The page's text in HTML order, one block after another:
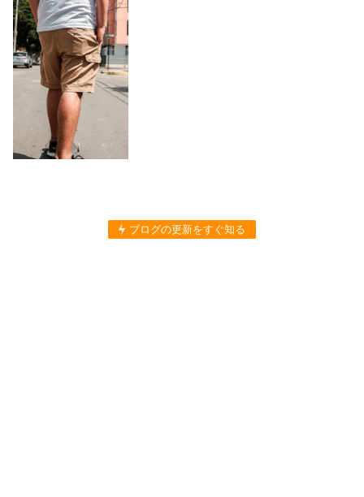
ブログの更新をすぐ知る